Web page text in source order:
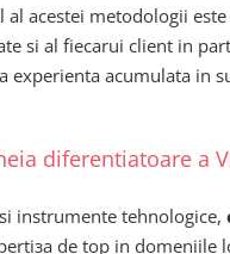
al acestei metodologii este
si al fiecarui client in
experienta acumulata
diferentiatoare a
instrumente tehnologice,
de top in